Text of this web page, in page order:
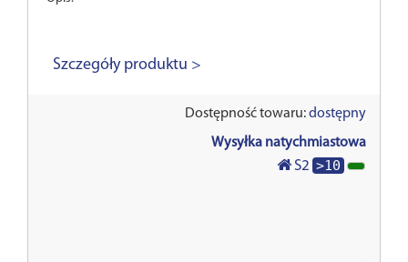
Szczegóły produktu >
Dostępność towaru:dostępny
Wysyłka natychmiastowa
S2 >10